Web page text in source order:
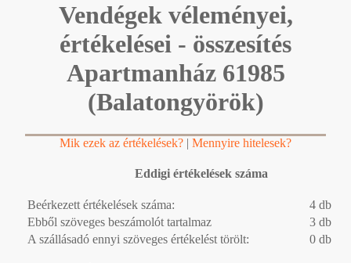
Vendégek véleményei,
értékelései - összesítés
Apartmanház 61985
(Balatongyörök)
Mik ezek az értékelések? | Mennyire hitelesek?
Eddigi értékelések száma
Beérkezett értékelések száma:
4 db
Ebből szöveges beszámolót tartalmaz
3 db
A szállásadó ennyi szöveges értékelést törölt:
0 db